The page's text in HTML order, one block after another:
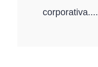
corporativa....